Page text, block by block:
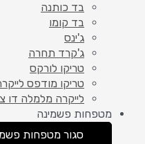
בד כותנה
בד קומו
ג'ינס
ג'קרד תחרה
טריקו לורקס
טריקו מודפס
לייקרה מלמלה דו
מטפחות פשמינה
סגור מטפחות